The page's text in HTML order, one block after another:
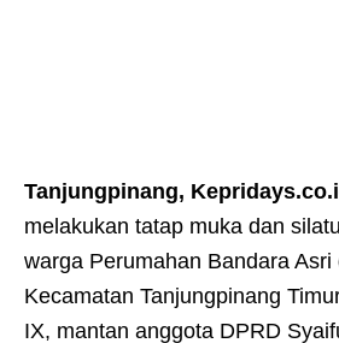
Tanjungpinang,
melakukan tatap muka dan
warga Perumahan Bandara Asri
Kecamatan Tanjungpinang
IX, mantan anggota DPRD